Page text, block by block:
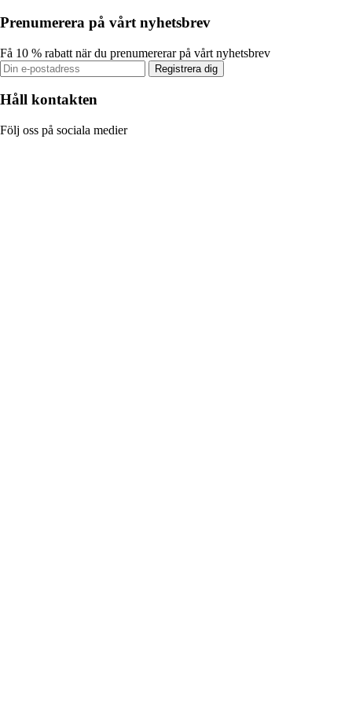
Prenumerera på vårt nyhetsbrev
Få 10 % rabatt när du prenumererar på vårt nyhetsbrev
Registrera dig
Håll kontakten
Följ oss på sociala medier